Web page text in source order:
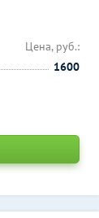
Цена, руб.:
1600